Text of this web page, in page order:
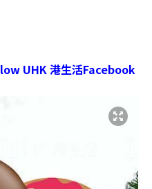
UHK 港生活Facebook